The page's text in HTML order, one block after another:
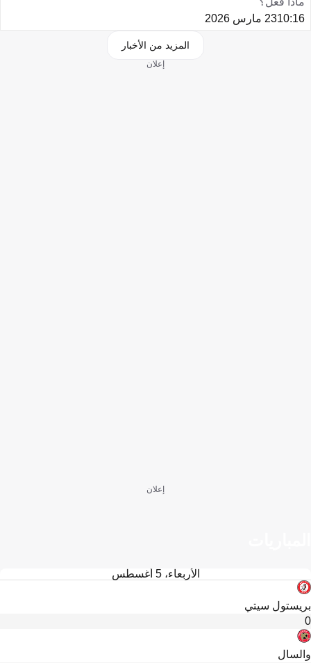
10:1623 مارس 2026
المزيد من الأخبار
إعلان
إعلان
الأربعاء، 5 أغسطس
بريستول سيتي
0
والسال